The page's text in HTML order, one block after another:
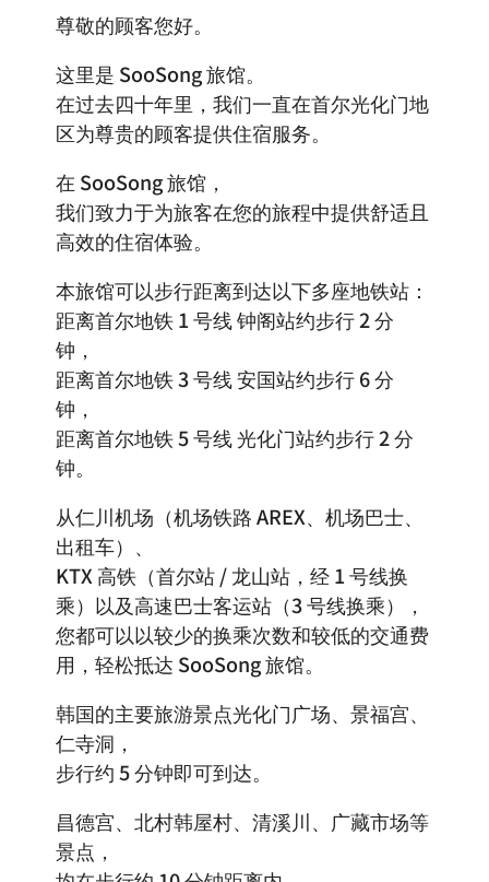
尊敬的顾客您好。
这里是 SooSong 旅馆。
在过去四十年里，我们一直在首尔光化门地
区为尊贵的顾客提供住宿服务。
在 SooSong 旅馆，
我们致力于为旅客在您的旅程中提供舒适且
高效的住宿体验。
本旅馆可以步行距离到达以下多座地铁站：
距离首尔地铁 1 号线 钟阁站约步行 2 分
钟，
距离首尔地铁 3 号线 安国站约步行 6 分
钟，
距离首尔地铁 5 号线 光化门站约步行 2 分
钟。
从仁川机场（机场铁路 AREX、机场巴士、
出租车）、
KTX 高铁（首尔站 / 龙山站，经 1 号线换
乘）以及高速巴士客运站（3 号线换乘），
您都可以以较少的换乘次数和较低的交通费
用，轻松抵达 SooSong 旅馆。
韩国的主要旅游景点光化门广场、景福宫、
仁寺洞，
步行约 5 分钟即可到达。
昌德宫、北村韩屋村、清溪川、广藏市场等
景点，